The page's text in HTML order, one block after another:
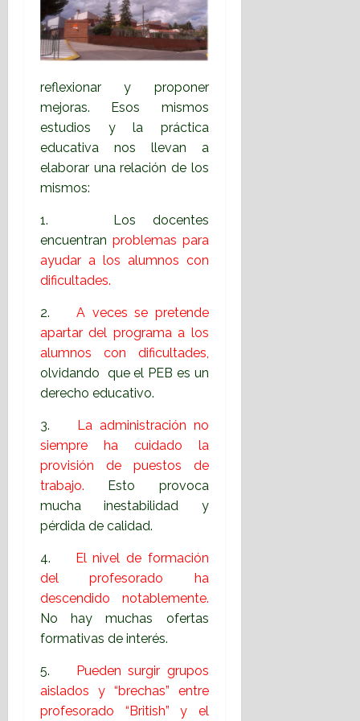
reflexionar y proponer
mejoras. Esos mismos
estudios y la práctica
educativa nos llevan a
elaborar una relación de los
mismos:
1. Los docentes
encuentran problemas para
ayudar a los alumnos con
dificultades.
2.A veces se pretende
apartar del programa a los
alumnos con dificultades,
olvidando que el PEB es un
derecho educativo.
3.
La administración no
siempre ha cuidado la
provisión de puestos de
trabajo. Esto provoca
mucha inestabilidad y
pérdida de calidad.
4.
El nivel de formación
del profesorado ha
descendido notablemente.
No hay muchas ofertas
formativas de interés.
5.
Pueden surgir grupos
aislados y “brechas” entre
profesorado “British” y el